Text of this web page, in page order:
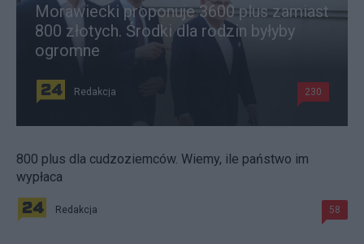
Morawiecki proponuje 3600 plus zamiast
800 złotych. Środki dla rodzin byłyby
ogromne
Redakcja 230
800 plus dla cudzoziemców. Wiemy, ile państwo im
wypłaca
Redakcja 58